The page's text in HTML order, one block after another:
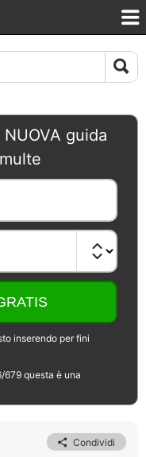
guida
inserendo per fini
679 questa è una
Condividi